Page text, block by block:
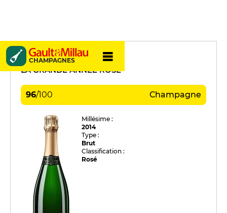
CHAMPAGNES
Bollinger
LA GRANDE ANNÉE ROSÉ
96/100 Champagne
Millésime :
2014
Type :
Brut
Classification :
Rosé